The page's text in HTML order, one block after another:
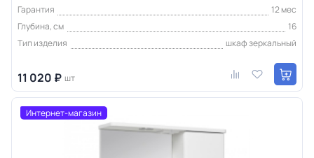
Гарантия
12 мес
Глубина, см
16
Тип изделия
шкаф зеркальный
11 020 ₽ шт
Интернет-магазин